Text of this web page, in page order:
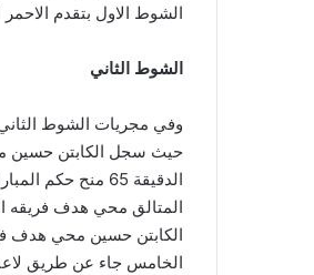
الشوط الاول بتقدم
الشوط الثاني
وفي مجريات الشوط
الكابتن حسين محي هدف
الخامس جاء عن طريق